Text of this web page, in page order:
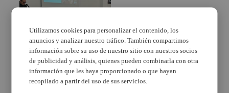
SOM: una falla per a la
reconstrucción en
Paiporta
Utilizamos cookies para personalizar el contenido, los
anuncios y analizar nuestro tráfico. También compartimos
información sobre su uso de nuestro sitio con nuestros socios
de publicidad y análisis, quienes pueden combinarla con otra
información que les haya proporcionado o que hayan
recopilado a partir del uso de sus servicios.